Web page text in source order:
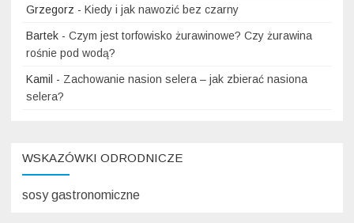
Grzegorz - Kiedy i jak nawozić bez czarny
Bartek - Czym jest torfowisko żurawinowe? Czy żurawina
rośnie pod wodą?
Kamil - Zachowanie nasion selera – jak zbierać nasiona
selera?
WSKAZÓWKI ODRODNICZE
sosy gastronomiczne